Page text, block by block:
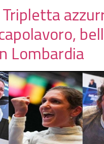
Lombardia